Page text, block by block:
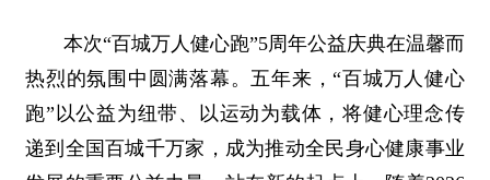
本次“百城万人健心跑”5周年公益庆典在温馨而
热烈的氛围中圆满落幕。五年来，“百城万人健心
跑”以公益为纽带、以运动为载体，将健心理念传
递到全国百城千万家，成为推动全民身心健康事业